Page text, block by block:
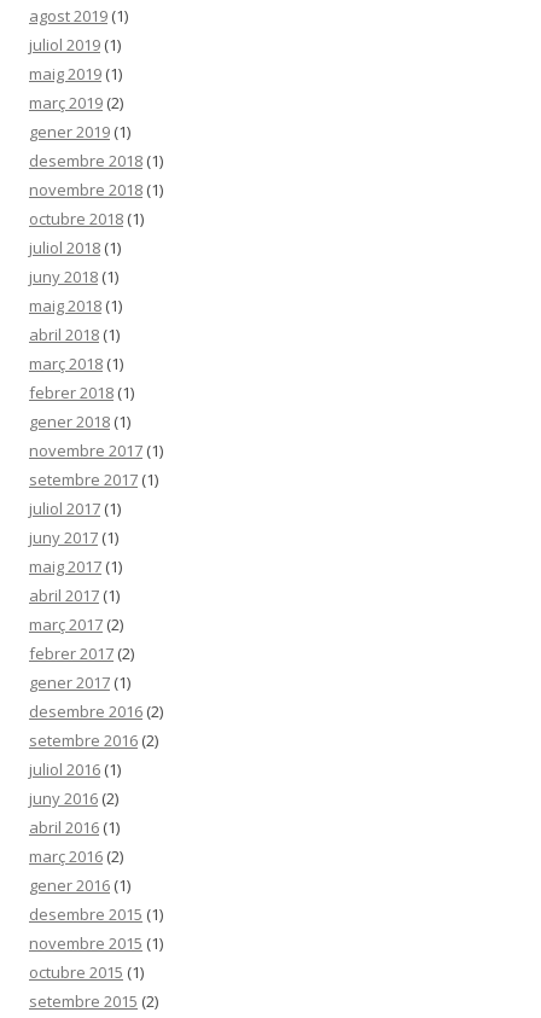
agost 2019 (1)
juliol 2019 (1)
maig 2019 (1)
març 2019 (2)
gener 2019 (1)
desembre 2018 (1)
novembre 2018 (1)
octubre 2018 (1)
juliol 2018 (1)
juny 2018 (1)
maig 2018 (1)
abril 2018 (1)
març 2018 (1)
febrer 2018 (1)
gener 2018 (1)
novembre 2017 (1)
setembre 2017 (1)
juliol 2017 (1)
juny 2017 (1)
maig 2017 (1)
abril 2017 (1)
març 2017 (2)
febrer 2017 (2)
gener 2017 (1)
desembre 2016 (2)
setembre 2016 (2)
juliol 2016 (1)
juny 2016 (2)
abril 2016 (1)
març 2016 (2)
gener 2016 (1)
desembre 2015 (1)
novembre 2015 (1)
octubre 2015 (1)
setembre 2015 (2)